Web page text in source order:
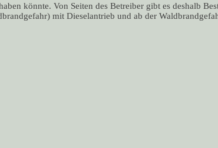
könnte. Von Seiten des Betreiber gibt es deshalb
mit Dieselantrieb und ab der